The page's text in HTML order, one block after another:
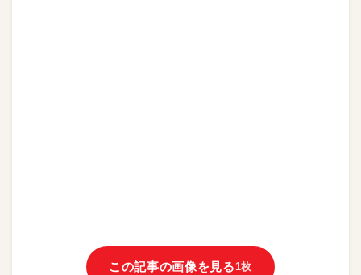
この記事の画像を見る1枚